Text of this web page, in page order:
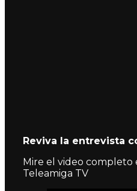
Reviva la entrevista
Mire el video
Teleamiga TV